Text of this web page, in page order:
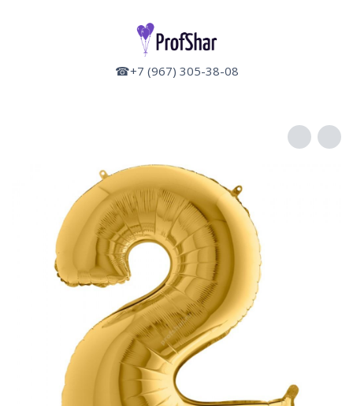
☎+7 (967) 305-38-08